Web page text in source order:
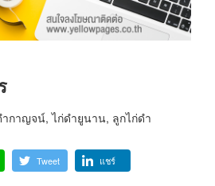
กาญจน์, ไก่ดำยูนาน, ลูกไก่ดำ
Tweet แชร์